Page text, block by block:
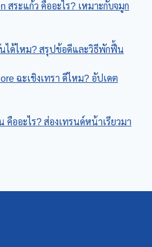
สระแก้ว คืออะไร? เหมาะกับจมูก
ได้ไหม? สรุปข้อดีและวิธีพักฟื้น
ฉะเชิงเทรา ดีไหม? อัปเดต
คืออะไร? ส่องเทรนด์หน้าเรียวมา